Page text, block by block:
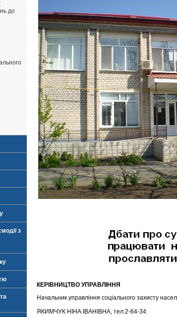
до
з
КЕРІВНИЦТВО УПРАВЛІННЯ
Начальник управління соціального захисту
ЯКИМЧУК НІНА ІВАНІВНА, тел.2-64-34